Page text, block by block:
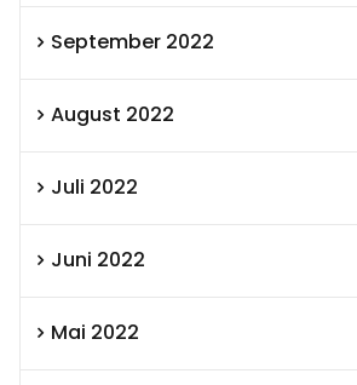
September 2022
August 2022
Juli 2022
Juni 2022
Mai 2022